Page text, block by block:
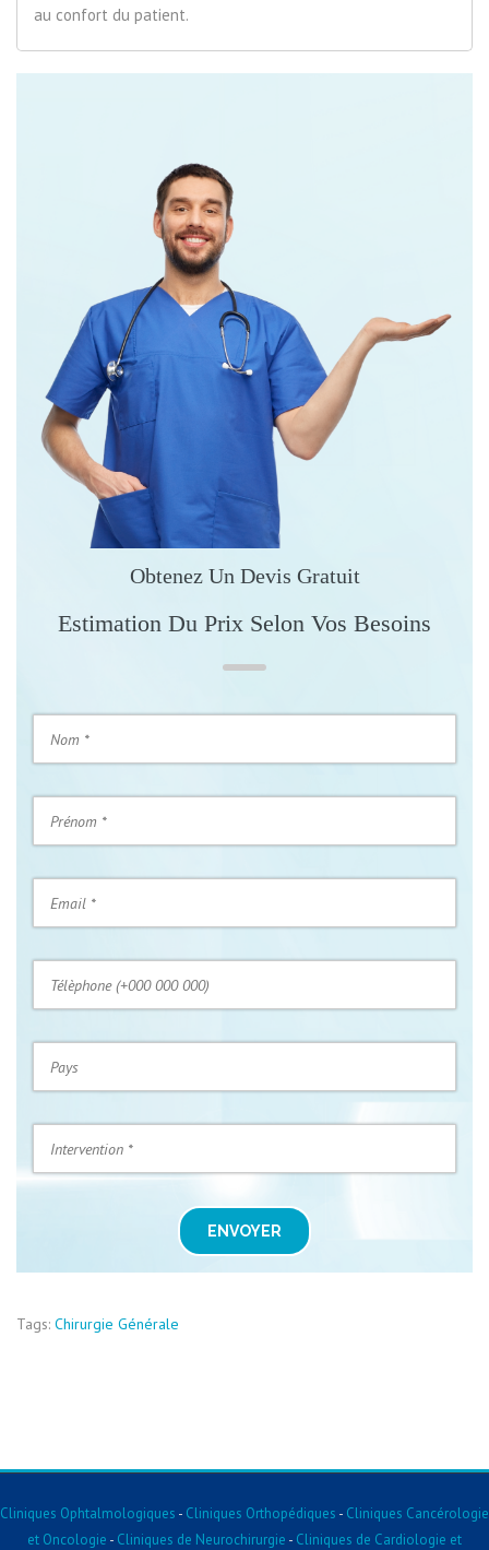
au confort du patient.
Obtenez Un Devis Gratuit
Estimation Du Prix Selon Vos Besoins
ENVOYER
Tags: Chirurgie Générale
Cliniques Ophtalmologiques - Cliniques Orthopédiques - Cliniques Cancérologie
et Oncologie - Cliniques de Neurochirurgie - Cliniques de Cardiologie et